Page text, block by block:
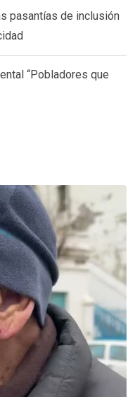
pasantías de inclusión
“Pobladores que